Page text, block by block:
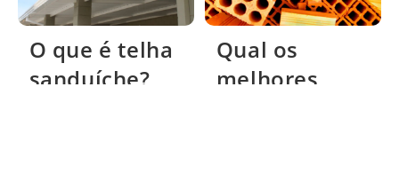
O que é telha
sanduíche?
Qual os
melhores